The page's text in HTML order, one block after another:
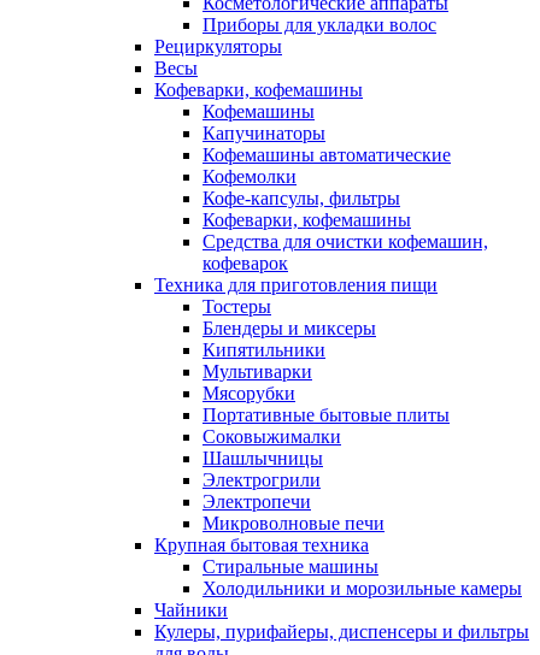
Приборы для укладки волос
Рециркуляторы
Весы
Кофеварки, кофемашины
Кофемашины
Капучинаторы
Кофемашины автоматические
Кофемолки
Кофе-капсулы, фильтры
Кофеварки, кофемашины
Средства для очистки кофемашин,
кофеварок
Техника для приготовления пищи
Тостеры
Блендеры и миксеры
Кипятильники
Мультиварки
Мясорубки
Портативные бытовые плиты
Соковыжималки
Шашлычницы
Электрогрили
Электропечи
Микроволновые печи
Крупная бытовая техника
Стиральные машины
Холодильники и морозильные камеры
Чайники
Кулеры, пурифайеры, диспенсеры и фильтры